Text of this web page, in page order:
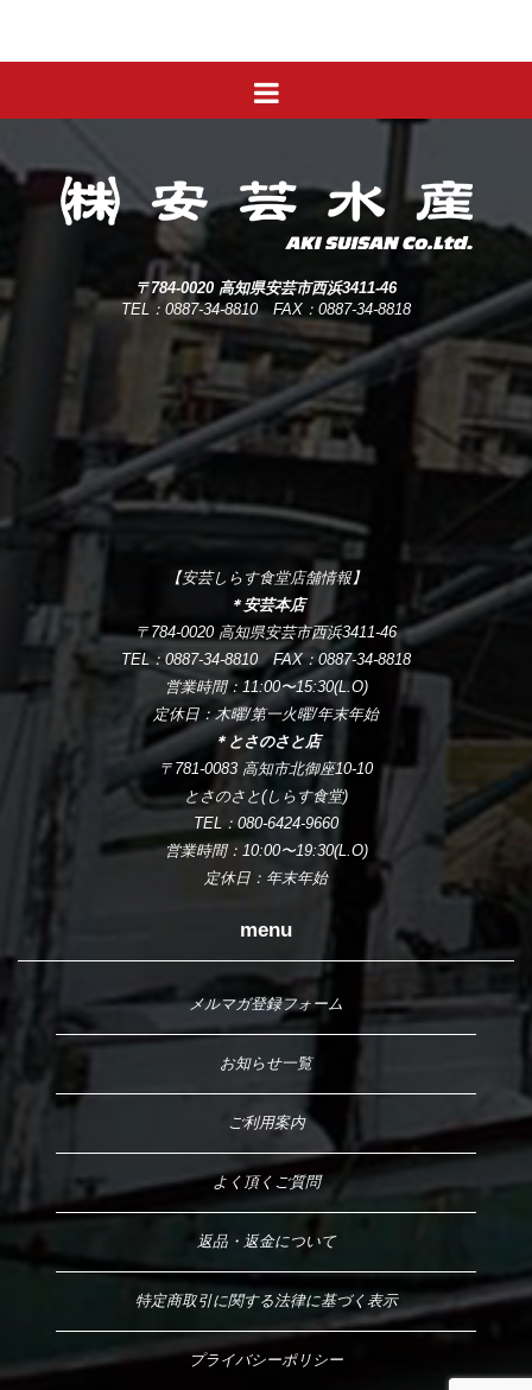
〒784-0020 高知県安芸市西浜3411-46
TEL：0887-34-8810 FAX：0887-34-8818
【安芸しらす食堂店舗情報】
＊安芸本店
〒784-0020 高知県安芸市西浜3411-46
TEL：0887-34-8810 FAX：0887-34-8818
営業時間：11:00〜15:30(L.O)
定休日：木曜/第一火曜/年末年始
＊とさのさと店
〒781-0083 高知市北御座10-10
とさのさと(しらす食堂)
TEL：080-6424-9660
営業時間：10:00〜19:30(L.O)
定休日：年末年始
menu
メルマガ登録フォーム
お知らせ一覧
ご利用案内
よく頂くご質問
返品・返金について
特定商取引に関する法律に基づく表示
プライバシーポリシー